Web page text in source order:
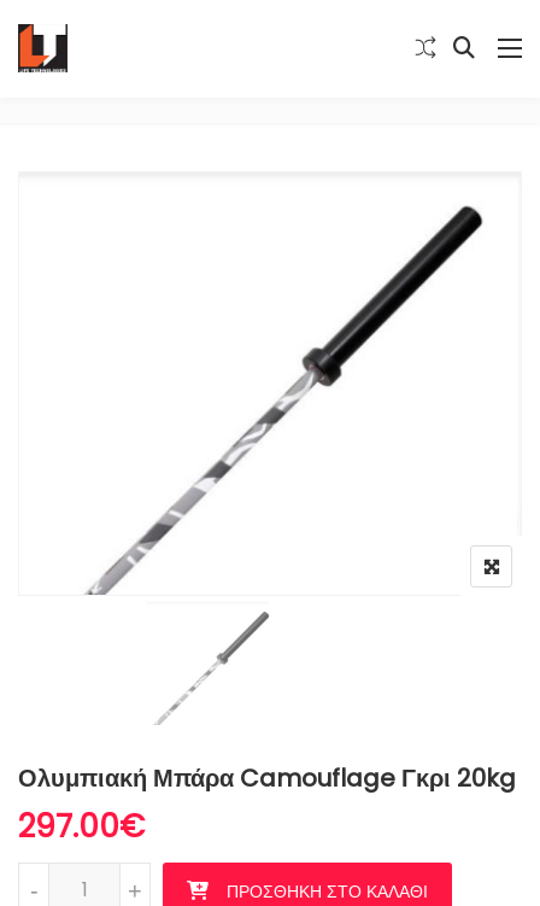
Ολυμπιακή Μπάρα Camouflage Γκρι 20kg
297.00€
Ολυμπιακή Μπάρα Camouflage Γκρι 20kg ποσότητα
+
- ΠΡΟΣΘΉΚΗ ΣΤΟ ΚΑΛΆΘΙ